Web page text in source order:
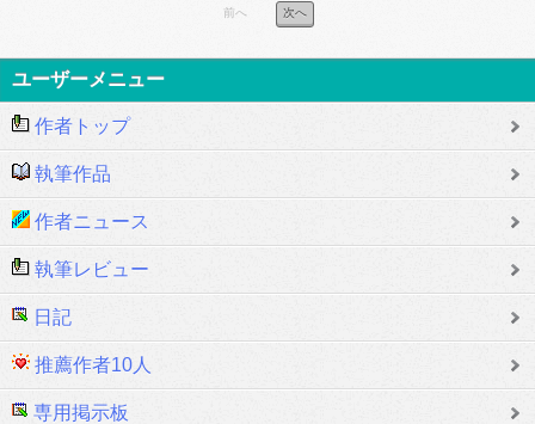
前へ 次へ
ユーザーメニュー
作者トップ
執筆作品
作者ニュース
執筆レビュー
日記
推薦作者10人
専用掲示板